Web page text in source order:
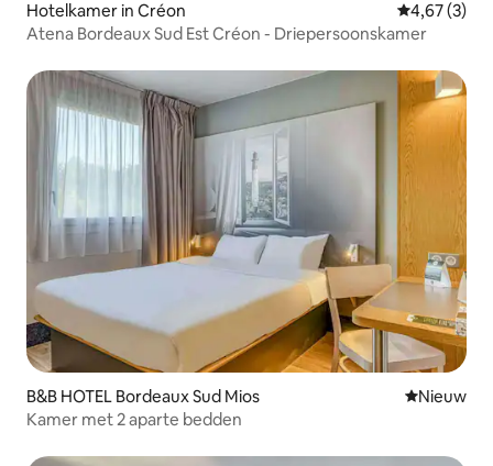
Hotelkamer in Créon
4,67 (3)
Atena Bordeaux Sud Est Créon - Driepersoonskamer
B&B HOTEL Bordeaux Sud Mios Nieuwe
Nieuw
Kamer met 2 aparte bedden